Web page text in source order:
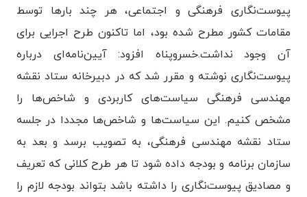
پیوست‌نگاری فرهنگی و اجتماعی، هر چند بارها توسط
مقامات کشور مطرح شده بود، اما تاکنون طرح اجرایی‌ برای
آن وجود نداشت.خسروپناه افزود: آیین‌نامه‌ای درباره
پیوست‌نگاری نوشته و مقرر شد که در دبیرخانه ستاد نقشه
مهندسی فرهنگی سیاست‌های کاربردی و شاخص‌ها را
مشخص کنیم. این سیاست‌ها و شاخص‌ها مجددا در جلسه
ستاد نقشه مهندسی فرهنگی، به تصویب برسد و بعد به
سازمان برنامه و بودجه داده شود تا هر طرح کلانی که تعریف
و مصادیق پیوست‌نگاری را داشته باشد بتواند بودجه لازم را